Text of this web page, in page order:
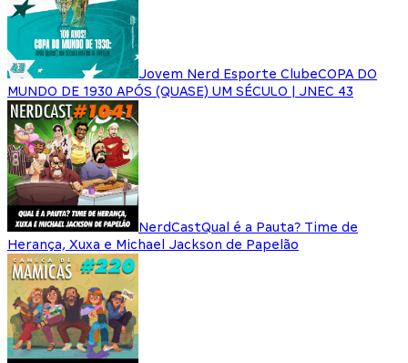
Jovem Nerd Esporte ClubeCOPA DO
MUNDO DE 1930 APÓS (QUASE) UM SÉCULO | JNEC 43
NerdCastQual é a Pauta? Time de
Herança, Xuxa e Michael Jackson de Papelão